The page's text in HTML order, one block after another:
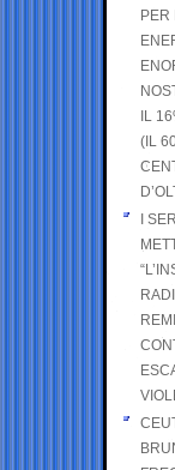
PER
IL
(IL
I